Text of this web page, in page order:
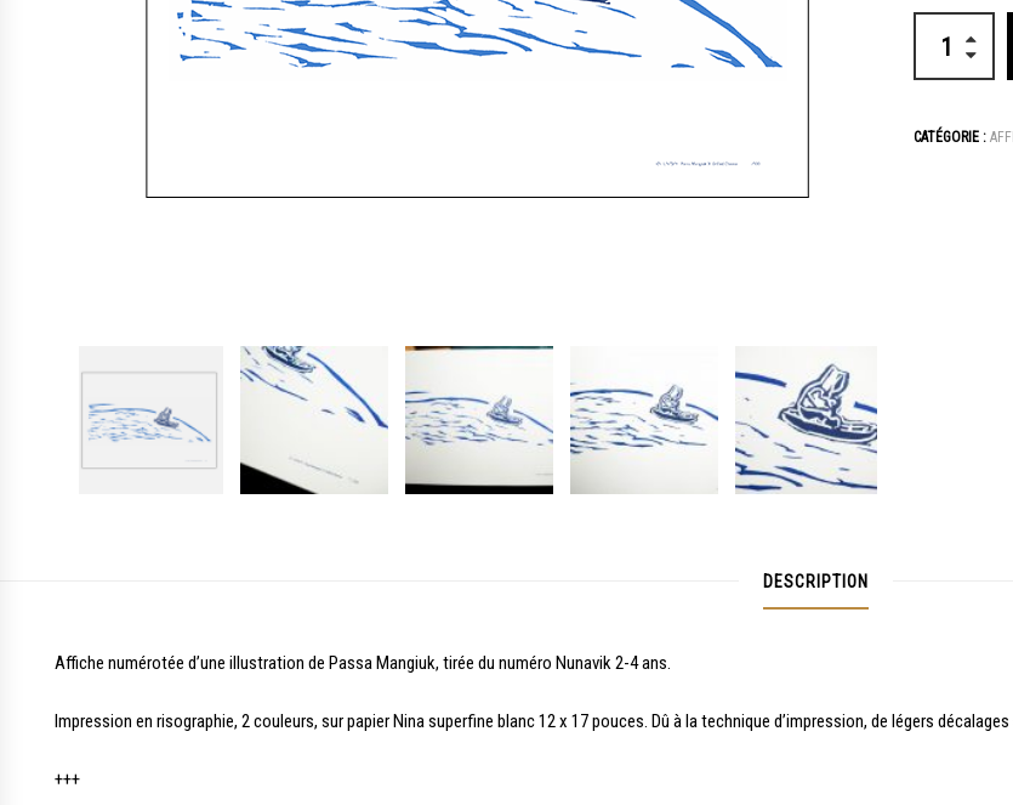
CATÉGORIE :
DESCRIPTION
Affiche numérotée d’une illustration de Passa Mangiuk, tirée du numéro Nunavik 2-4 ans.
Impression en risographie, 2 couleurs, sur papier Nina superfine blanc 12 x 17 pouces. Dû à la technique d’impression, de légers
+++